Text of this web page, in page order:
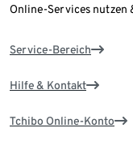
Online-Services nutzen
Service-Bereich
Hilfe & Kontakt
Tchibo Online-Konto